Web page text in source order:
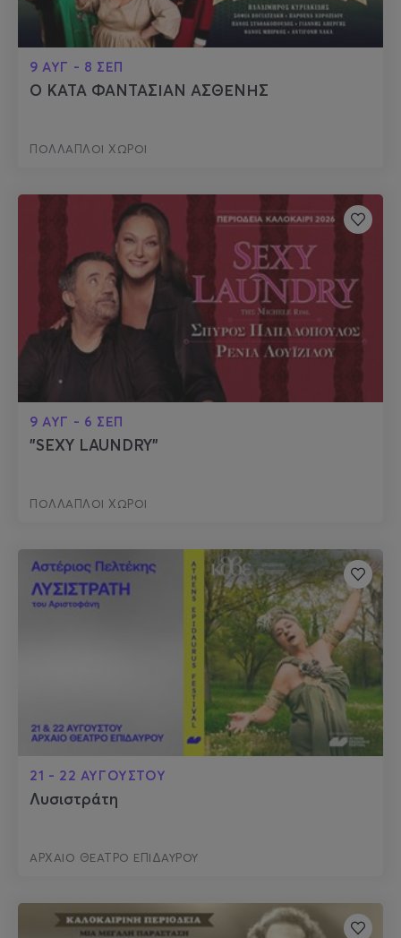
9 ΑΥΓ - 8 ΣΕΠ
Ο ΚΑΤΑ ΦΑΝΤΑΣΙΑΝ ΑΣΘΕΝΗΣ
ΠΟΛΛΑΠΛΟΙ ΧΩΡΟΙ
9 ΑΥΓ - 6 ΣΕΠ
"SEXY LAUNDRY"
ΠΟΛΛΑΠΛΟΙ ΧΩΡΟΙ
21 - 22 ΑΥΓΟΥΣΤΟΥ
Λυσιστράτη
ΑΡΧΑΙΟ ΘΕΑΤΡΟ ΕΠΙΔΑΥΡΟΥ